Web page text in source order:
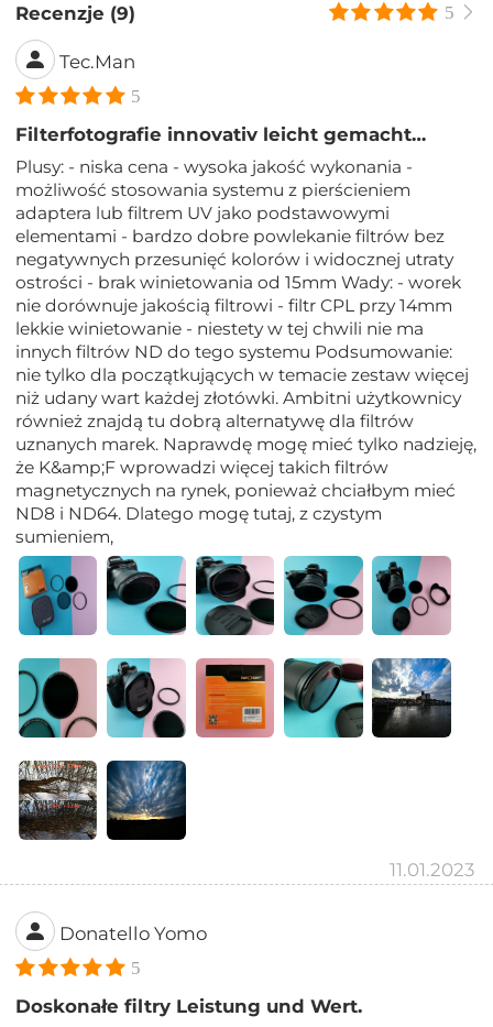
Recenzje (9) 5
Tec.Man
5
Filterfotografie innovativ leicht gemacht…
Plusy: - niska cena - wysoka jakość wykonania -
możliwość stosowania systemu z pierścieniem
adaptera lub filtrem UV jako podstawowymi
elementami - bardzo dobre powlekanie filtrów bez
negatywnych przesunięć kolorów i widocznej utraty
ostrości - brak winietowania od 15mm Wady: - worek
nie dorównuje jakością filtrowi - filtr CPL przy 14mm
lekkie winietowanie - niestety w tej chwili nie ma
innych filtrów ND do tego systemu Podsumowanie:
nie tylko dla początkujących w temacie zestaw więcej
niż udany wart każdej złotówki. Ambitni użytkownicy
również znajdą tu dobrą alternatywę dla filtrów
uznanych marek. Naprawdę mogę mieć tylko nadzieję,
że K&amp;F wprowadzi więcej takich filtrów
magnetycznych na rynek, ponieważ chciałbym mieć
ND8 i ND64. Dlatego mogę tutaj, z czystym
sumieniem,
11.01.2023
Donatello Yomo
5
Doskonałe filtry Leistung und Wert.